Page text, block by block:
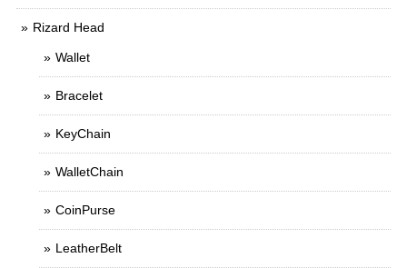
Rizard Head
Wallet
Bracelet
KeyChain
WalletChain
CoinPurse
LeatherBelt